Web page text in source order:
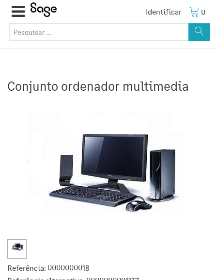
Identificar 0
Conjunto ordenador multimedia
Referência: 0000000018